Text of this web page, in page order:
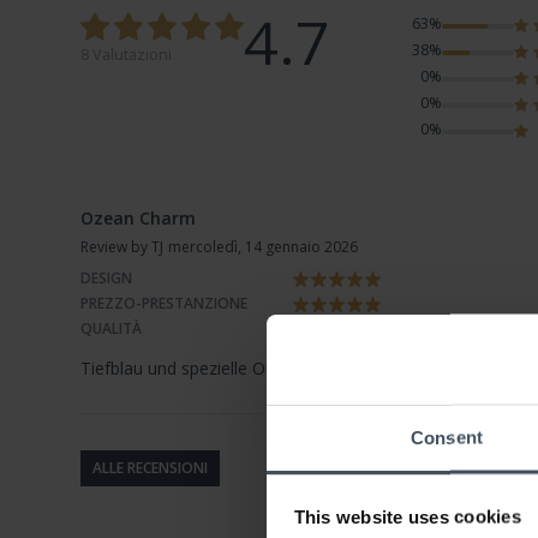
Consent
This website uses cookies
4.7
63%
38%
0%
0%
0%
Ozean Charm
Review by TJ mercoledì, 14 gennaio 2026
DESIGN
PREZZO-PRESTANZIONE
QUALITÀ
Tiefblau und spezielle Oberfläche, sehr schön
ALLE RECENSIONI